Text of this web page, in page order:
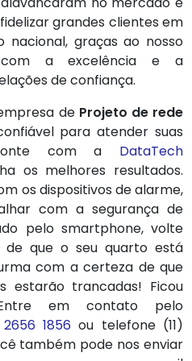
grandes clientes em
graças ao nosso
com a excelência e a
de confiança.
de Projeto de rede
para atender suas
com a DataTech
os melhores resultados.
os dispositivos de alarme,
com a segurança de
pelo smartphone, volte
que o seu quarto está
com a certeza de que
estarão trancadas! Ficou
Entre em contato pelo
1856 ou telefone (11)
também pode nos enviar